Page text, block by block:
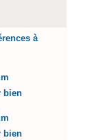
à
bien
bien